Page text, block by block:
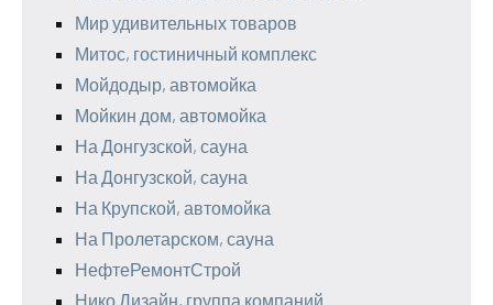
Мир удивительных товаров
Митос, гостиничный комплекс
Мойдодыр, автомойка
Мойкин дом, автомойка
На Донгузской, сауна
На Донгузской, сауна
На Крупской, автомойка
На Пролетарском, сауна
НефтеРемонтСтрой
Нико Дизайн, группа компаний